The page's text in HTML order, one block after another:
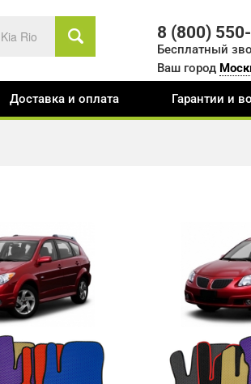
8 (800)
Бесплатный
Ваш город
Доставка и оплата Гарантии и